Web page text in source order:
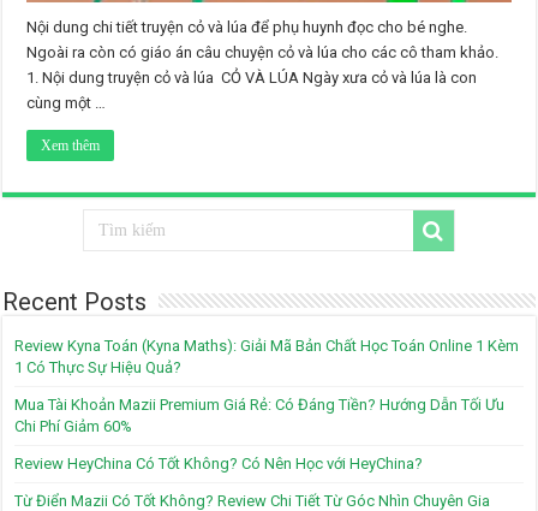
Nội dung chi tiết truyện cỏ và lúa để phụ huynh đọc cho bé nghe.
Ngoài ra còn có giáo án câu chuyện cỏ và lúa cho các cô tham khảo.
1. Nội dung truyện cỏ và lúa CỎ VÀ LÚA Ngày xưa cỏ và lúa là con
cùng một …
Xem thêm
Recent Posts
Review Kyna Toán (Kyna Maths): Giải Mã Bản Chất Học Toán Online 1 Kèm
1 Có Thực Sự Hiệu Quả?
Mua Tài Khoản Mazii Premium Giá Rẻ: Có Đáng Tiền? Hướng Dẫn Tối Ưu
Chi Phí Giảm 60%
Review HeyChina Có Tốt Không? Có Nên Học với HeyChina?
Từ Điển Mazii Có Tốt Không? Review Chi Tiết Từ Góc Nhìn Chuyên Gia